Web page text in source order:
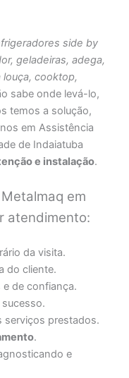
side by
geladeiras, adega,
louça, cooktop,
sabe onde levá-lo,
temos a solução,
em Assistência
de Indaiatuba
e instalação.
em
atendimento:
da visita.
do cliente.
de confiança.
serviços prestados.
.
e